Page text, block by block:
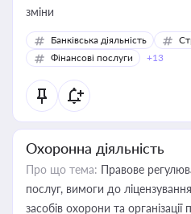
зміни
Банківська діяльність
Фінансові послуги
+13
Охоронна діяльність
Про що тема: Правове
послуг, вимоги до
засобів охорони та організації